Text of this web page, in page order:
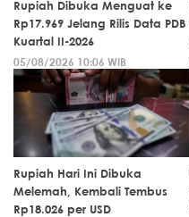
Rupiah Dibuka Menguat ke
Rp17.969 Jelang Rilis Data PDB
Kuartal II-2026
05/08/2026 10:06 WIB
Rupiah Hari Ini Dibuka
Melemah, Kembali Tembus
Rp18.026 per USD